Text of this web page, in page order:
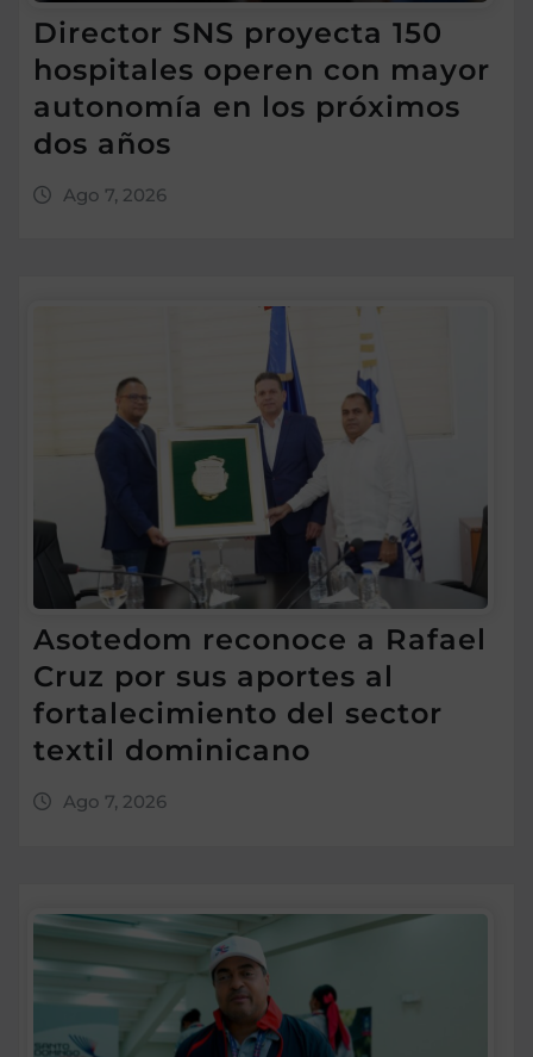
Director SNS proyecta 150
hospitales operen con mayor
autonomía en los próximos
dos años
Ago 7, 2026
Asotedom reconoce a Rafael
Cruz por sus aportes al
fortalecimiento del sector
textil dominicano
Ago 7, 2026